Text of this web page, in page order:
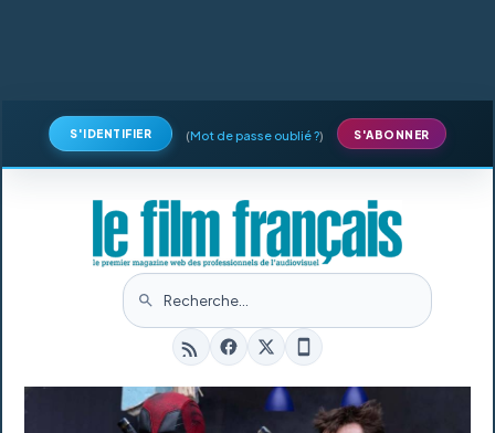
S'IDENTIFIER (Mot de passe oublié ?) S'ABONNER